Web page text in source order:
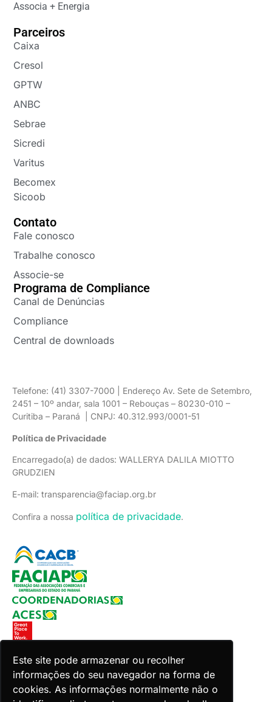
Este site pode armazenar ou recolher
informações do seu navegador na forma de
cookies. As informações normalmente não o
Associa + Energia
Parceiros
Caixa
Cresol
GPTW
ANBC
Sebrae
Sicredi
Varitus
Becomex
Sicoob
Contato
Fale conosco
Trabalhe conosco
Associe-se
Programa de Compliance
Canal de Denúncias
Compliance
Central de downloads
Telefone: (41) 3307-7000 | Endereço Av. Sete de Setembro,
2451 – 10º andar, sala 1001 – Rebouças – 80230-010 –
Curitiba – Paraná | CNPJ: 40.312.993/0001-51
Política de Privacidade
Encarregado(a) de dados: WALLERYA DALILA MIOTTO
GRUDZIEN
E-mail: transparencia@faciap.org.br
Confira a nossa política de privacidade.
Copyright 2026 Faciap. Todos os direitos reservados.
Desenvolvido por Zion ACES.